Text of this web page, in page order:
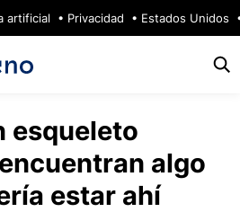
artificial Privacidad Estados Unidos
esqueleto
algo
estar ahí